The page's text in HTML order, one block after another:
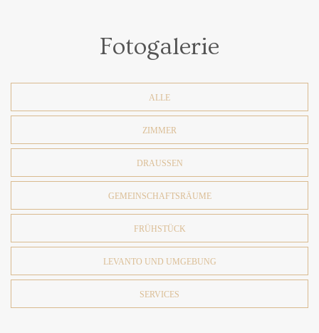
Fotogalerie
ALLE
ZIMMER
DRAUSSEN
GEMEINSCHAFTSRÄUME
FRÜHSTÜCK
LEVANTO UND UMGEBUNG
SERVICES